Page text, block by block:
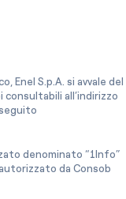
S.p.A. si avvale del
all’indirizzo
denominato “1Info”
da Consob